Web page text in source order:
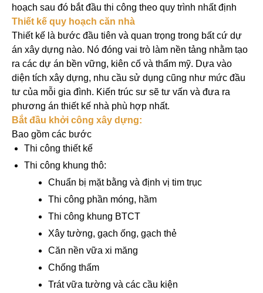
hoạch sau đó bắt đầu thi công theo quy trình nhất định
Thiết kế quy hoạch căn nhà
Thiết kế là bước đầu tiên và quan trọng trong bất cứ dự
án xây dựng nào. Nó đóng vai trò làm nền tảng nhằm tạo
ra các dự án bền vững, kiên cố và thẩm mỹ. Dựa vào
diện tích xây dựng, nhu cầu sử dụng cũng như mức đầu
tư của mỗi gia đình. Kiến trúc sư sẽ tư vấn và đưa ra
phương án thiết kế nhà phù hợp nhất.
Bắt đầu khởi công xây dựng:
Bao gồm các bước
Thi công thiết kế
Thi công khung thô:
Chuẩn bị mặt bằng và định vị tim trục
Thi công phần móng, hầm
Thi công khung BTCT
Xây tường, gạch ống, gạch thẻ
Căn nền vữa xi măng
Chống thấm
Trát vữa tường và các cầu kiện